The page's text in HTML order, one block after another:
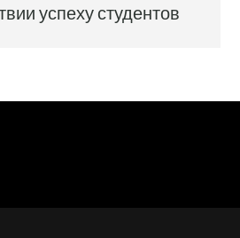
успеху студентов